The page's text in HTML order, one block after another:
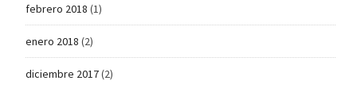
febrero 2018 (1)
enero 2018 (2)
diciembre 2017(2)